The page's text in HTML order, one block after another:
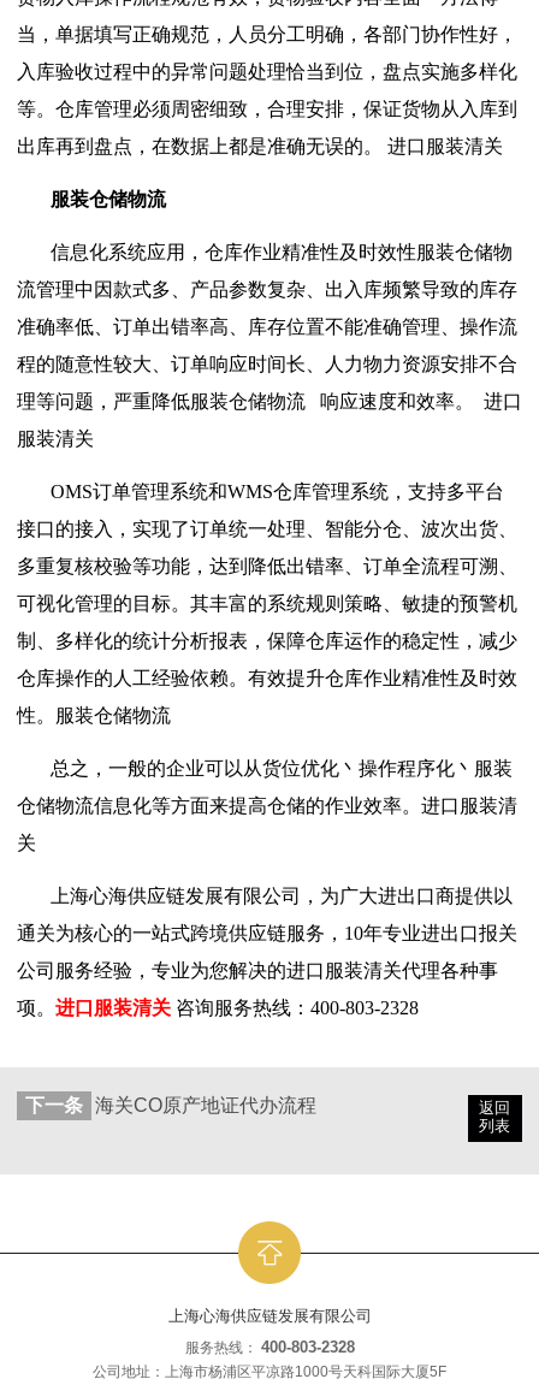
当，单据填写正确规范，人员分工明确，各部门协作性好，
入库验收过程中的异常问题处理恰当到位，盘点实施多样化
等。仓库管理必须周密细致，合理安排，保证货物从入库到
出库再到盘点，在数据上都是准确无误的。 进口服装清关
服装仓储物流
信息化系统应用，仓库作业精准性及时效性服装仓储物
流管理中因款式多、产品参数复杂、出入库频繁导致的库存
准确率低、订单出错率高、库存位置不能准确管理、操作流
程的随意性较大、订单响应时间长、人力物力资源安排不合
理等问题，严重降低服装仓储物流
响应速度和效率。
进口
服装清关
OMS订单管理系统和WMS仓库管理系统，支持多平台
接口的接入，实现了订单统一处理、智能分仓、波次出货、
多重复核校验等功能，达到降低出错率、订单全流程可溯、
可视化管理的目标。其丰富的系统规则策略、敏捷的预警机
制、多样化的统计分析报表，保障仓库运作的稳定性，减少
仓库操作的人工经验依赖。有效提升仓库作业精准性及时效
性。服装仓储物流
总之，一般的企业可以从货位优化丶操作程序化丶服装
仓储物流信息化等方面来提高仓储的作业效率。进口服装清
关
上海心海供应链发展有限公司，为广大进出口商提供以
通关为核心的一站式跨境供应链服务， 10年专业进出口报关
公司服务经验，专业为您解决的进口服装清关代理各种事
项。 进口服装清关 咨询服务热线： 400-803-2328
返回
列表
下一条 海关CO原产地证代办流程
上海心海供应链发展有限公司
服务热线： 400-803-2328
公司地址：上海市杨浦区平凉路1000号天科国际大厦5F